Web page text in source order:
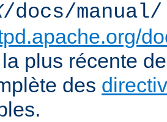
/docs/manual/
plus récente
des